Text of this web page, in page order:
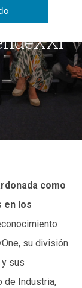
como
en los
su división
sus
de Industria,